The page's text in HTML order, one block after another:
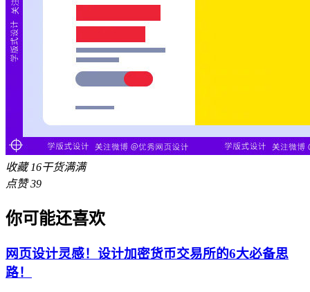
收藏 16干货满满
点赞 39
你可能还喜欢
网页设计灵感！设计加密货币交易所的6大必备思
路！